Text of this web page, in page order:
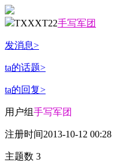
TXXXT22手写军团
发消息>
ta的话题>
ta的回复>
用户组手写军团
注册时间2013-10-12 00:28
主题数 3